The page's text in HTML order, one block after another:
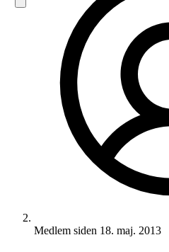
Medlem siden 18. maj. 2013